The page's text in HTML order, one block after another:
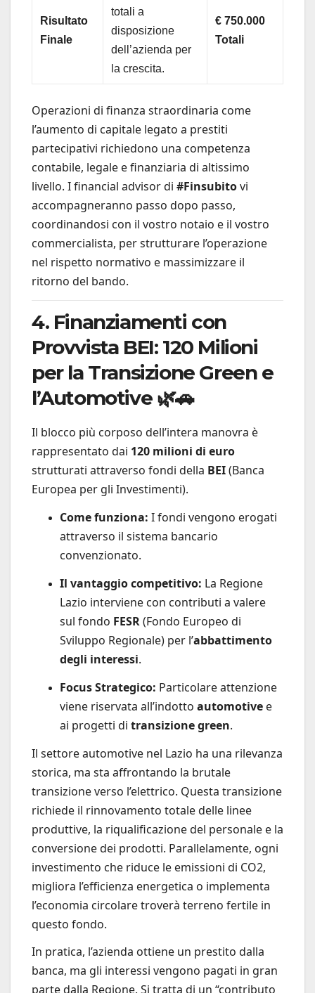
Risultato
Finale
totali a
disposizione
dell’azienda per
la crescita.
€ 750.000
Totali
Operazioni di finanza straordinaria come
l’aumento di capitale legato a prestiti
partecipativi richiedono una competenza
contabile, legale e finanziaria di altissimo
livello. I financial advisor di #Finsubitovi
accompagneranno passo dopo passo,
coordinandosi con il vostro notaio e il vostro
commercialista, per strutturare l’operazione
nel rispetto normativo e massimizzare il
ritorno del bando.
4. Finanziamenti con
Provvista BEI: 120 Milioni
per la Transizione Green e
l’Automotive 🌿🚗
Il blocco più corposo dell’intera manovra è
rappresentato dai 120 milioni di euro
strutturati attraverso fondi della BEI(Banca
Europea per gli Investimenti).
Come funziona: I fondi vengono erogati
attraverso il sistema bancario
convenzionato.
Il vantaggio competitivo: La Regione
Lazio interviene con contributi a valere
sul fondo FESR(Fondo Europeo di
Sviluppo Regionale) per l’abbattimento
degli interessi.
Focus Strategico: Particolare attenzione
viene riservata all’indotto automotive e
ai progetti di transizione green.
Il settore automotive nel Lazio ha una rilevanza
storica, ma sta affrontando la brutale
transizione verso l’elettrico. Questa transizione
richiede il rinnovamento totale delle linee
produttive, la riqualificazione del personale e la
conversione dei prodotti. Parallelamente, ogni
investimento che riduce le emissioni di CO2,
migliora l’efficienza energetica o implementa
l’economia circolare troverà terreno fertile in
questo fondo.
In pratica, l’azienda ottiene un prestito dalla
banca, ma gli interessi vengono pagati in gran
parte dalla Regione. Si tratta di un “contributo